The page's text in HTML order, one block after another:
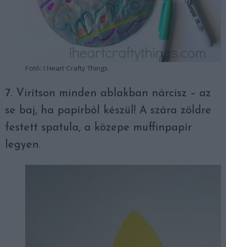
Fotó: I Heart Crafty Things
7. Virítson minden ablakban nárcisz – az
se baj, ha papírból készül! A szára zöldre
festett spatula, a közepe muffinpapír
legyen.